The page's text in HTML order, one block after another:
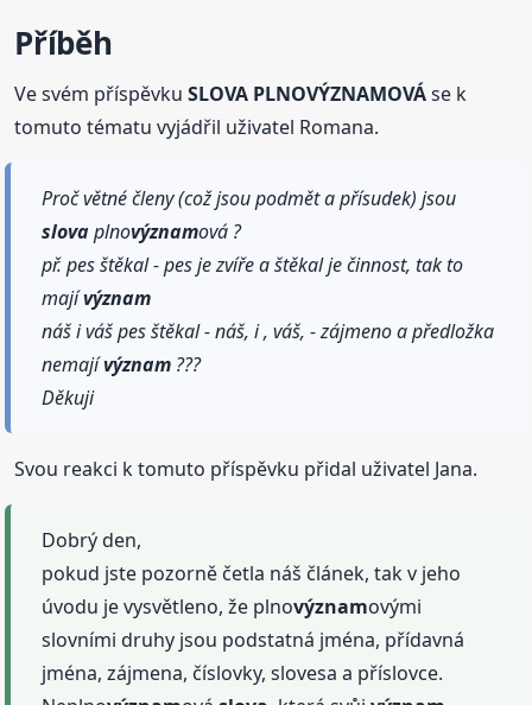
Příběh
Ve svém příspěvkuSLOVA PLNOVÝZNAMOVÁse k
tomuto tématu vyjádřil uživatel Romana.
Proč větné členy (což jsou podmět a přísudek) jsou
slovaplnovýznamová ?
př. pes štěkal - pes je zvíře a štěkal je činnost, tak to
majívýznam
náš i váš pes štěkal - náš, i , váš, - zájmeno a předložka
nemajívýznam ???
Děkuji
Svou reakci k tomuto příspěvku přidal uživatel Jana.
Dobrý den,
pokud jste pozorně četla náš článek, tak v jeho
úvodu je vysvětleno, že plnovýznamovými
slovními druhy jsou podstatná jména, přídavná
jména, zájmena, číslovky, slovesa a příslovce.